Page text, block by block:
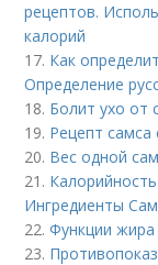
рецептов.
калорий
17. Как
Определение
18. Болит ухо от
19. Рецепт самса
20. Вес одной
21.
Ингредиенты
22.Функции
23.